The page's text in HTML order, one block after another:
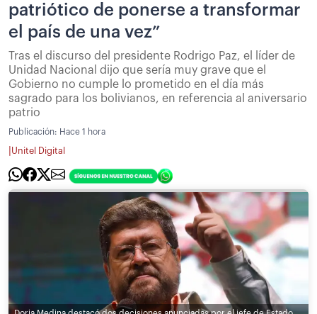
patriótico de ponerse a transformar
el país de una vez”
Tras el discurso del presidente Rodrigo Paz, el líder de
Unidad Nacional dijo que sería muy grave que el
Gobierno no cumple lo prometido en el día más
sagrado para los bolivianos, en referencia al aniversario
patrio
Publicación: Hace 1 hora
Unitel Digital